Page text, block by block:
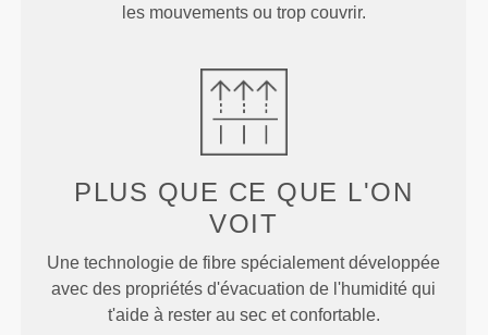
les mouvements ou trop couvrir.
PLUS QUE CE QUE L'ON
VOIT
Une technologie de fibre spécialement développée
avec des propriétés d'évacuation de l'humidité qui
t'aide à rester au sec et confortable.